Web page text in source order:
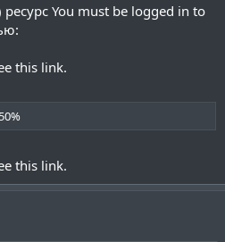
You must be logged in to
this link.
this link.